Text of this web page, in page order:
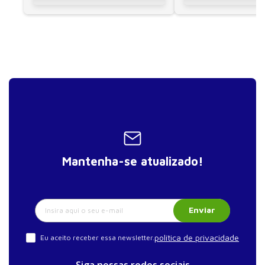
Mantenha-se atualizado!
Enviar
Eu aceito receber essa newsletter. política de privacidade